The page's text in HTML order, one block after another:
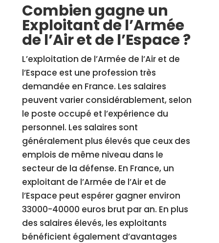
Combien gagne un
Exploitant de l’Armée
de l’Air et de l’Espace ?
L’exploitation de l’Armée de l’Air et de
l’Espace est une profession très
demandée en France. Les salaires
peuvent varier considérablement, selon
le poste occupé et l’expérience du
personnel. Les salaires sont
généralement plus élevés que ceux des
emplois de même niveau dans le
secteur de la défense. En France, un
exploitant de l’Armée de l’Air et de
l’Espace peut espérer gagner environ
33000-40000 euros brut par an. En plus
des salaires élevés, les exploitants
bénéficient également d’avantages